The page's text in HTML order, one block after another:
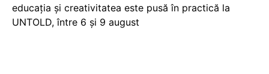
educația și creativitatea este pusă în practică la
UNTOLD, între 6 și 9 august